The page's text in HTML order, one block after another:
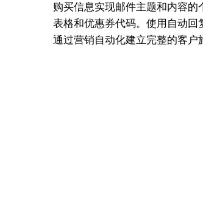
购买信息实现邮件主题和内容的
表格和优惠券代码。使用自动回
通过营销自动化建立完整的客户